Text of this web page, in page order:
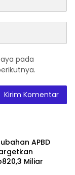
pada
APBD
Miliar